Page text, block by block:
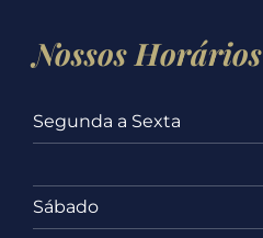
Nossos Horários
Segunda a Sexta
Sábado